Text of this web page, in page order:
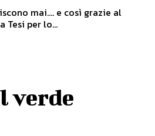
Tesi per lo...
verde